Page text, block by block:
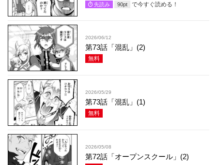
先読み 90pt で今すぐ読める！
2026/06/12
第73話「混乱」(2)
無料
2026/05/29
第73話「混乱」(1)
無料
2026/05/08
第72話「オープンスクール」(2)